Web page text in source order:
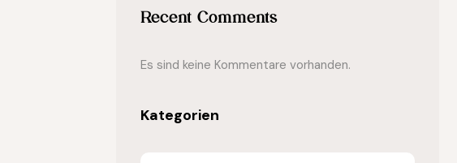
Recent Comments
Es sind keine Kommentare vorhanden.
Kategorien